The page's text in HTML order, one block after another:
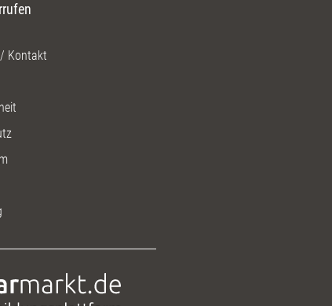
Kontakt